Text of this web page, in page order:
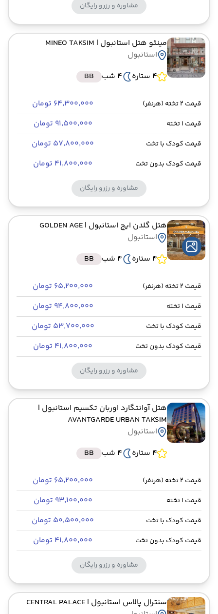
مشاوره و رزرو رایگان
مینئو هتل استانبول | MINEO TAKSIM
استانبول
4 ستاره
4 شب BB
قیمت 2 تخته (هرنفر) ۶۴٬۳۰۰٬۰۰۰ تومان
قیمت 1 تخته ۹۱٬۵۰۰٬۰۰۰ تومان
قیمت کودک با تخت ۵۷٬۸۰۰٬۰۰۰ تومان
قیمت کودک بدون تخت ۴۱٬۸۰۰٬۰۰۰ تومان
مشاوره و رزرو رایگان
هتل گلدن ایج استانبول | GOLDEN AGE
استانبول
4 ستاره
4 شب BB
قیمت 2 تخته (هرنفر) ۶۵٬۲۰۰٬۰۰۰ تومان
قیمت 1 تخته ۹۴٬۸۰۰٬۰۰۰ تومان
قیمت کودک با تخت ۵۳٬۷۰۰٬۰۰۰ تومان
قیمت کودک بدون تخت ۴۱٬۸۰۰٬۰۰۰ تومان
مشاوره و رزرو رایگان
هتل آوانتگارد اوربان تکسیم استانبول |
AVANTGARDE URBAN TAKSIM
استانبول
4 ستاره
4 شب BB
قیمت 2 تخته (هرنفر) ۶۵٬۲۰۰٬۰۰۰ تومان
قیمت 1 تخته ۹۳٬۱۰۰٬۰۰۰ تومان
قیمت کودک با تخت ۵۰٬۵۰۰٬۰۰۰ تومان
قیمت کودک بدون تخت ۴۱٬۸۰۰٬۰۰۰ تومان
مشاوره و رزرو رایگان
سنترال پالاس استانبول | CENTRAL PALACE